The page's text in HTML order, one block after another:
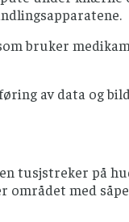
bruker
av data og
tusjstreker på
med